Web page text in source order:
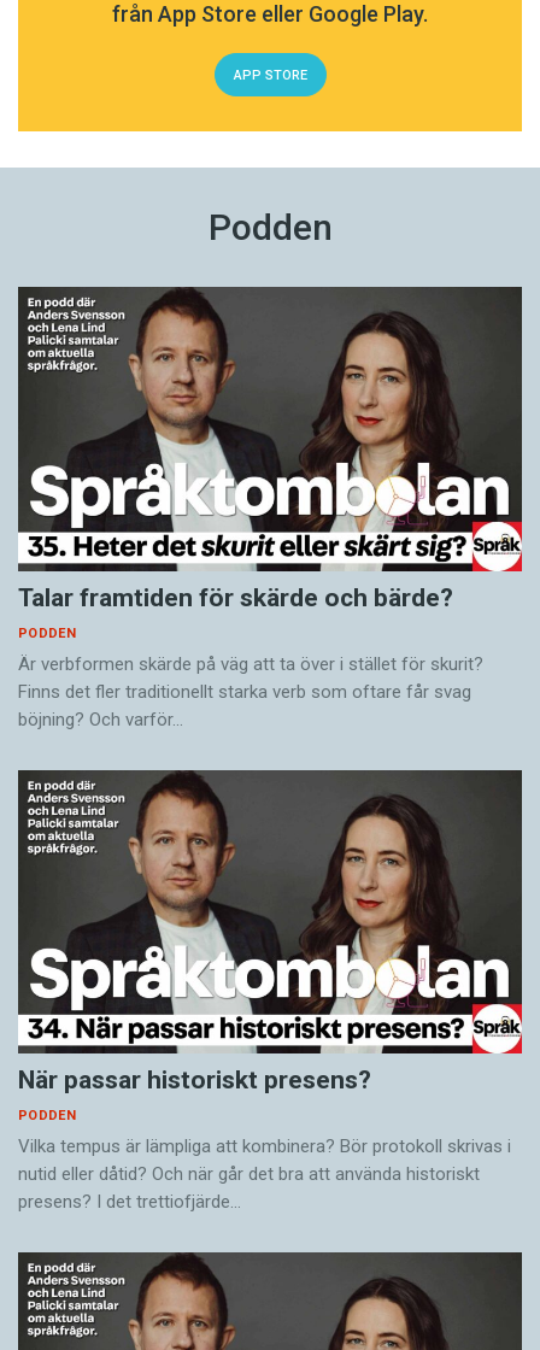
från App Store eller Google Play.
APP STORE
Podden
Talar framtiden för skärde och bärde?
PODDEN
Är verbformen skärde på väg att ta över i stället för skurit?
Finns det fler traditionellt starka verb som oftare får svag
böjning? Och varför…
När passar historiskt presens?
PODDEN
Vilka tempus är lämpliga att kombinera? Bör protokoll skrivas i
nutid eller dåtid? Och när går det bra att använda historiskt
presens? I det trettiofjärde…